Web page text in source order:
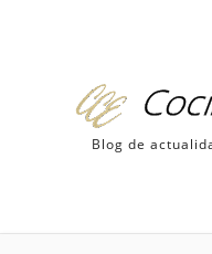
Blog de